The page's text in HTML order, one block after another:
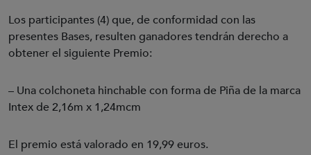
Los participantes (4) que, de conformidad con las
presentes Bases, resulten ganadores tendrán derecho a
obtener el siguiente Premio:
– Una colchoneta hinchable con forma de Piña de la marca
Intex de 2,16m x 1,24mcm
El premio está valorado en 19,99 euros.